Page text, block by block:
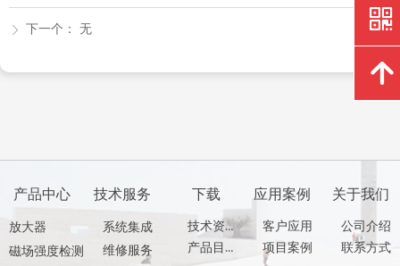
ꁕ 下一个： 无
公司介绍
联系方式
客户应用
项目案例
技术资料
产品目录
放大器
磁场强度检测
关于我们
系统集成
维修服务
应用案例
下载
技术服务
产品中心
낃
녕